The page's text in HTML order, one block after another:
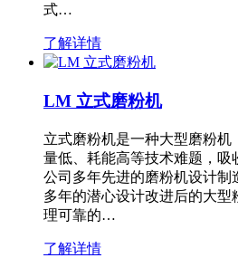
式…
了解详情
LM 立式磨粉机
立式磨粉机是一种大型磨粉
量低、耗能高等技术难题，吸
公司多年先进的磨粉机设计制
多年的潜心设计改进后的大型
理可靠的…
了解详情